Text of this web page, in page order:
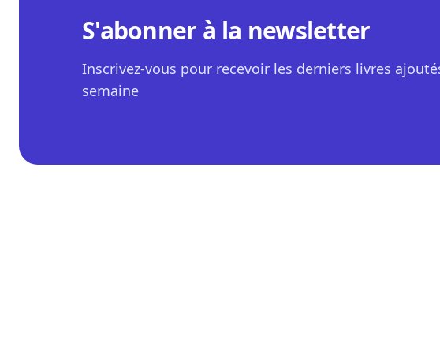
S'abonner à la newsletter
Inscrivez-vous pour recevoir les derniers livres
semaine